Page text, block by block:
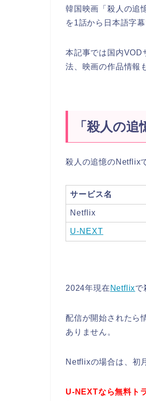
韓国映画「殺人の追
を1話から日本語字
本記事では国内VOD
法、映画の作品情報
「殺人の
殺人の追憶のNetflix
サービス名
Netflix
U-NEXT
2024年現在 Netflixで
配信が開始されたら
ありません。
Netflixの場合は、初
U-NEXTなら無料ト